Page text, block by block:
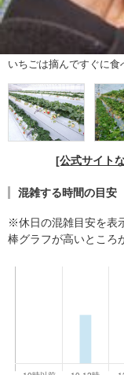
いちごは摘んですぐに食
[公式サイト
混雑する時間の目安
※休日の混雑目安を表
棒グラフが高いところ